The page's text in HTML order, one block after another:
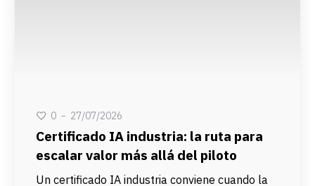
0 27/07/2026
Certificado IA industria: la ruta para
escalar valor más allá del piloto
Un certificado IA industria conviene cuando la